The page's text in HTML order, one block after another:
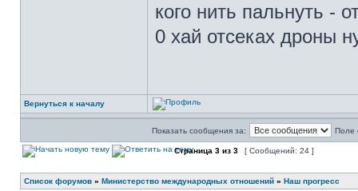
кого нить пальнуть -
0 хай отсеках дроны
Вернуться к началу
Показать сообщения за: Поле
Страница 3 из 3 [ Сообщений: 24 ]
Список форумов » Министерство международных отношений » Наш прогресс